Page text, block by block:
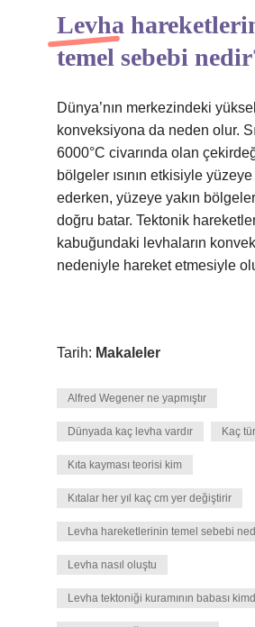
Levha
temel sebebi
Dünya’nın merkezindeki
konveksiyona da neden olur.
6000°C civarında olan
bölgeler ısının etkisiyle
ederken, yüzeye yakın
doğru batar. Tektonik
kabuğundaki levhaların
nedeniyle hareket etmesiyle
Tarih: Makaleler
Alfred Wegener ne yapmıştır
Dünyada kaç levha vardır Kaç
Kıta kayması teorisi kim
Kıtalar her yıl kaç cm yer değiştirir
Levha hareketlerinin temel sebebi
Levha nasıl oluştu
Levha tektoniği kuramının babası